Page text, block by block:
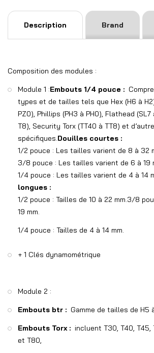
Description Brand
Composition des modules :
Module 1 :Embouts 1/4 pouce :
types et de tailles tels que Hex (H6 à
PZ0), Phillips (PH3 à PH0), Flathead (SL7
T8), Security Torx (TT40 à TT8) et
spécifiques. Douilles courtes :
1/2 pouce : Les tailles varient de 8 à 32
3/8 pouce : Les tailles varient de 6 à 19
1/4 pouce : Les tailles varient de 4 à 14
longues :
1/2 pouce : Tailles de 10 à 22 mm.3/8
19 mm.
1/4 pouce : Tailles de 4 à 14 mm.
+ 1 Clés dynamométrique
Module 2 :
Embouts btr : Gamme de tailles de H5
Embouts Torx : incluent T30, T40, T45,
et T80,